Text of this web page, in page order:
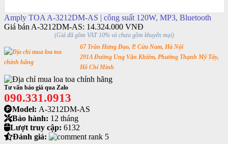
Amply TOA A-3212DM-AS | công suất 120W, MP3, Bluetooth
Giá bán A-3212DM-AS: 14.324.000 VNĐ
(Giá đã gồm VAT 10% và chưa gồm khuyến mại)
67 Trần Hưng Đạo, P. Cửa Nam, Hà Nội
291A Đường Ung Văn Khiêm, Phường Thạnh Mỹ Tây,
Hỗ Chí Minh
Tư vấn báo giá qua Zalo
090.331.0913
Model: A-3212DM-AS
Bảo hành: 12 tháng
Lượt truy cập: 6132
Đánh giá: